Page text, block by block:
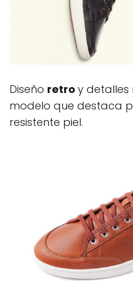
Diseño retro y detalles
modelo que destaca
resistente piel.